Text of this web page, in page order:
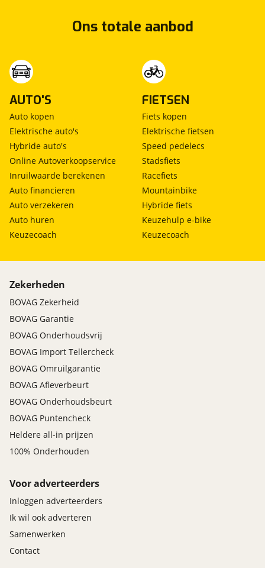
Ons totale aanbod
AUTO'S
Auto kopen
Elektrische auto's
Hybride auto's
Online Autoverkoopservice
Inruilwaarde berekenen
Auto financieren
Auto verzekeren
Auto huren
Keuzecoach
FIETSEN
Fiets kopen
Elektrische fietsen
Speed pedelecs
Stadsfiets
Racefiets
Mountainbike
Hybride fiets
Keuzehulp e-bike
Keuzecoach
Zekerheden
BOVAG Zekerheid
BOVAG Garantie
BOVAG Onderhoudsvrij
BOVAG Import Tellercheck
BOVAG Omruilgarantie
BOVAG Afleverbeurt
BOVAG Onderhoudsbeurt
BOVAG Puntencheck
Heldere all-in prijzen
100% Onderhouden
Voor adverteerders
Inloggen adverteerders
Ik wil ook adverteren
Samenwerken
Contact